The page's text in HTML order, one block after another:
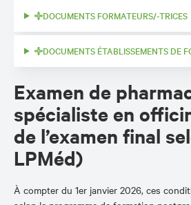
DOCUMENTS FORMATEURS/-TRICES
DOCUMENTS ÉTABLISSEMENTS DE
Examen de
spécialiste en
de l’examen final
LPMéd)
À compter du 1er janvier 2026, ces